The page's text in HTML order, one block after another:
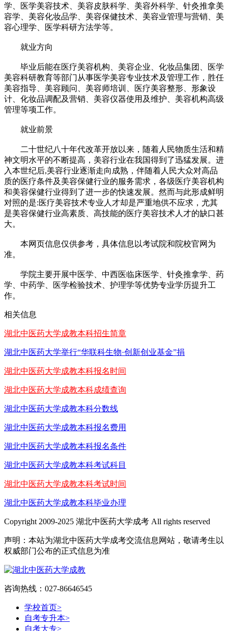
学、医学美容技术、美容皮肤科学、美容外科学、针灸推拿美
容学、美容化妆品学、美容保健技术、美容业管理与营销、美
容心理学、医学科研方法学等。
就业方向
毕业后能在医疗美容机构、美容企业、化妆品集团、医学
美容科研教育等部门从事医学美容专业技术及管理工作，胜任
美容指导、美容顾问、美容师培训、医疗美容整形、形象设
计、化妆品调配及营销、美容仪器使用及维护、美容机构高级
管理等项工作。
就业前景
二十世纪八十年代改革开放以来，随着人民物质生活和精
神文明水平的不断提高，美容行业在我国得到了迅猛发展。进
入本世纪后,美容行业逐渐走向成熟，伴随着人民大众对高品
质的医疗条件及美容保健行业的服务需求，各级医疗美容机构
和美容保健行业得到了进一步的快速发展。然而与此形成鲜明
对照的是:医疗美容技术专业人才却是严重地供不应求，尤其
是美容保健行业高素质、高技能的医疗美容技术人才的缺口甚
大。
本网页信息仅供参考，具体信息以考试院和院校官网为
准。
学院主要开展中医学、中西医临床医学、针灸推拿学、药
学、中药学、医学检验技术、护理学等优势专业学历提升工
作。
相关信息
湖北中医药大学成教本科招生简章
湖北中医药大学举行“华联科生物·创新创业基金”捐
湖北中医药大学成教本科报名时间
湖北中医药大学成教本科成绩查询
湖北中医药大学成教本科分数线
湖北中医药大学成教本科报名费用
湖北中医药大学成教本科报名条件
湖北中医药大学成教本科考试科目
湖北中医药大学成教本科考试时间
湖北中医药大学成教本科毕业办理
Copyright 2009-2025 湖北中医药大学成考 All rights reserved
声明：本站为湖北中医药大学成考交流信息网站，敬请考生以
权威部门公布的正式信息为准
咨询热线：027-86646545
学校首页>
自考专升本>
自考大专>